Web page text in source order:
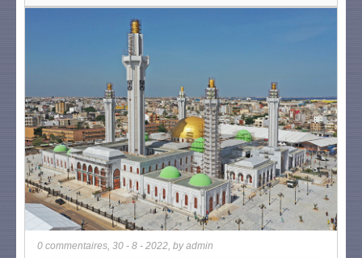
0 commentaires, 30 - 8 - 2022, byadmin